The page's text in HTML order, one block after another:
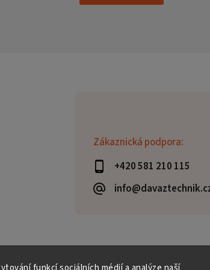
Zákaznická podpora:
+420 581 210 115